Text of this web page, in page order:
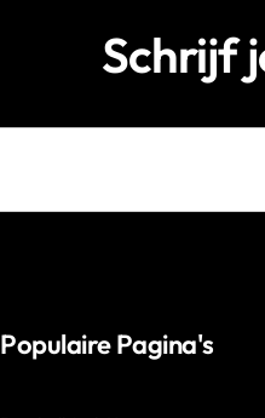
Schrijf
Populaire Pagina's